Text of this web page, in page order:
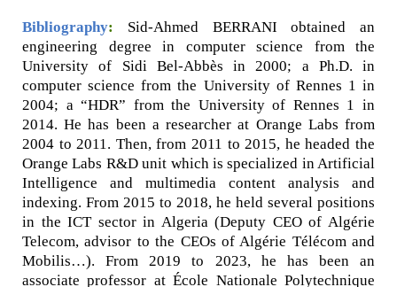
Bibliography: Sid-Ahmed BERRANI obtained an
engineering degree in computer science from the
University of Sidi Bel-Abbès in 2000; a Ph.D. in
computer science from the University of Rennes 1 in
2004; a “HDR” from the University of Rennes 1 in
2014. He has been a researcher at Orange Labs from
2004 to 2011. Then, from 2011 to 2015, he headed the
Orange Labs R&D unit which is specialized in Artificial
Intelligence and multimedia content analysis and
indexing. From 2015 to 2018, he held several positions
in the ICT sector in Algeria (Deputy CEO of Algérie
Telecom, advisor to the CEOs of Algérie Télécom and
Mobilis…). From 2019 to 2023, he has been an
associate professor at École Nationale Polytechnique